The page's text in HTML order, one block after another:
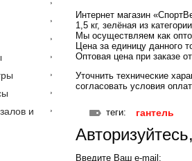
Интернет магазин
1,5 кг, зелёная из
Мы осуществляем как
Цена за единицу данного
Оптовая цена при заказе
Уточнить технические
согласовать условия
теги: гантель
Введите Ваш e-mail:
и